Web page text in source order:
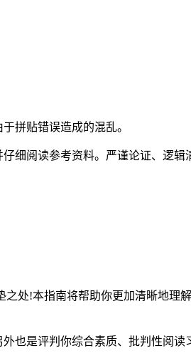
拼贴错误造成的混乱。
细阅读参考资料。严谨论证、逻
处!本指南将帮助你更加清晰地理
也是评判你综合素质、批判性阅读